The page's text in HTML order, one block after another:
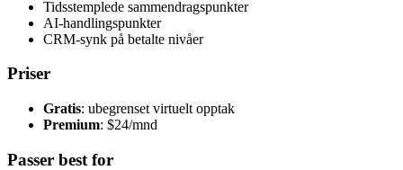
Tidsstemplede sammendragspunkter
AI-handlingspunkter
CRM-synk på betalte nivåer
Priser
Gratis: ubegrenset virtuelt opptak
Premium: $24/mnd
Passer best for